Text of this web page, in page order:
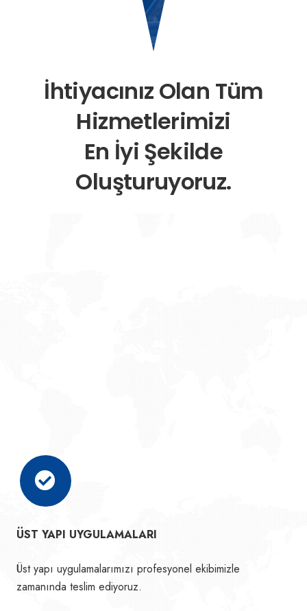
İhtiyacınız Olan Tüm
Hizmetlerimizi
En İyi Şekilde
Oluşturuyoruz.
ÜST YAPI UYGULAMALARI
Üst yapı uygulamalarımızı profesyonel ekibimizle
zamanında teslim ediyoruz.